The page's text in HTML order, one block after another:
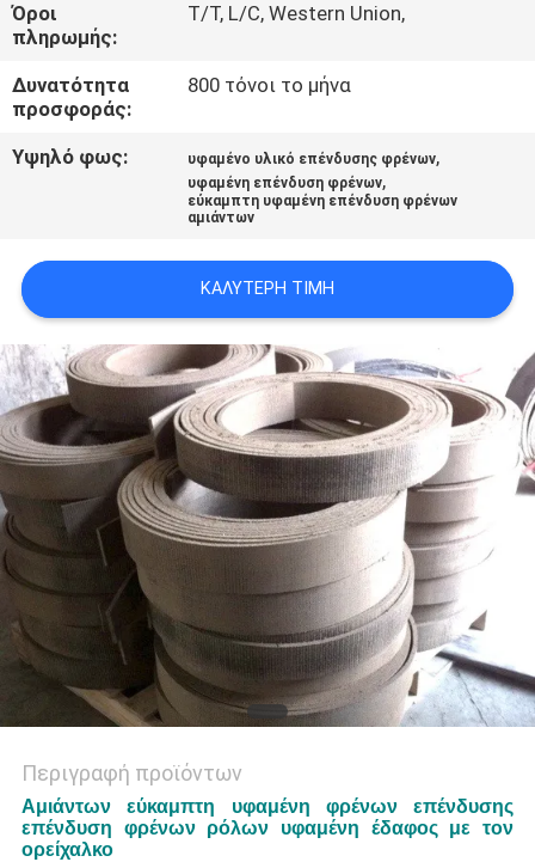
ΈΝΑ
ΑΠΌΣΠΑΣΜΑ
SITEMAP
POLICY
Όροι
πληρωμής:
T/T, L/C, Western Union,
Δυνατότητα
προσφοράς:
800 τόνοι το μήνα
Υψηλό φως: υφαμένο υλικό επένδυσης φρένων,
υφαμένη επένδυση φρένων,
εύκαμπτη υφαμένη επένδυση φρένων
αμιάντων
ΚΑΛΎΤΕΡΗ ΤΙΜΉ
Περιγραφή προϊόντων
Αμιάντων εύκαμπτη υφαμένη φρένων επένδυσης
επένδυση φρένων ρόλων υφαμένη έδαφος με τον
ορείχαλκο